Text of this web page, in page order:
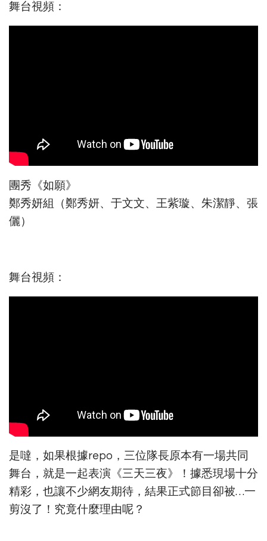
舞台視頻：
團秀《如願》
鄭秀妍組（鄭秀妍、于文文、王紫璇、朱潔靜、張
儷）
舞台視頻：
是噠，如果根據repo，三位隊長原本有一場共同
舞台，就是一起表演《三天三夜》！據悉現場十分
精彩，也讓不少網友期待，結果正式節目卻被…一
剪沒了！究竟什麼理由呢？